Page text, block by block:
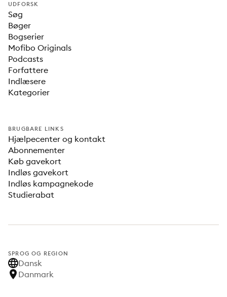
UDFORSK
Søg
Bøger
Bogserier
Mofibo Originals
Podcasts
Forfattere
Indlæsere
Kategorier
BRUGBARE LINKS
Hjælpecenter og kontakt
Abonnementer
Køb gavekort
Indløs gavekort
Indløs kampagnekode
Studierabat
SPROG OG REGION
Dansk
Danmark